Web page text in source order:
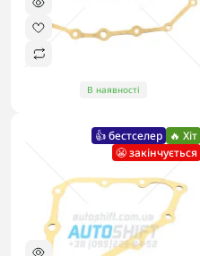
В наявності
👍 бестселер 🔥 Хіт
😬 закінчується